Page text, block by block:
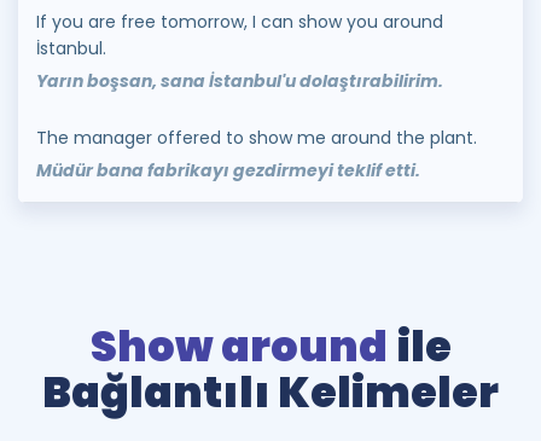
If you are free tomorrow, I can show you around
İstanbul.
Yarın boşsan, sana İstanbul'u dolaştırabilirim.
The manager offered to show me around the plant.
Müdür bana fabrikayı gezdirmeyi teklif etti.
Show around ile
Bağlantılı Kelimeler